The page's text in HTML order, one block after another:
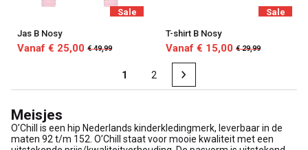
Sale
Jas B Nosy
Vanaf € 25,00 € 49,99
Sale
T-shirt B Nosy
Vanaf € 15,00 € 29,99
1 2
Meisjes
O’Chill is een hip Nederlands kinderkledingmerk, leverbaar in de
maten 92 t/m 152. O’Chill staat voor mooie kwaliteit met een